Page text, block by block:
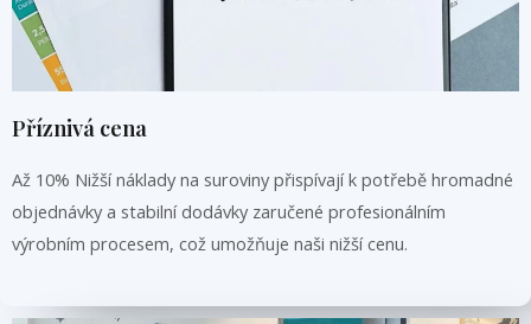
Příznivá cena
Až 10% Nižší náklady na suroviny přispívají k potřebě hromadné
objednávky a stabilní dodávky zaručené profesionálním
výrobním procesem, což umožňuje naši nižší cenu.